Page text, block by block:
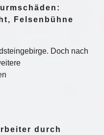
Felsenbühne
Doch nach
durch